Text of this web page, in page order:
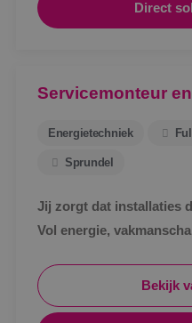
Direct
Servicemonteur
Energietechniek
Sprundel
Jij zorgt dat installaties
Vol energie,
Bekijk